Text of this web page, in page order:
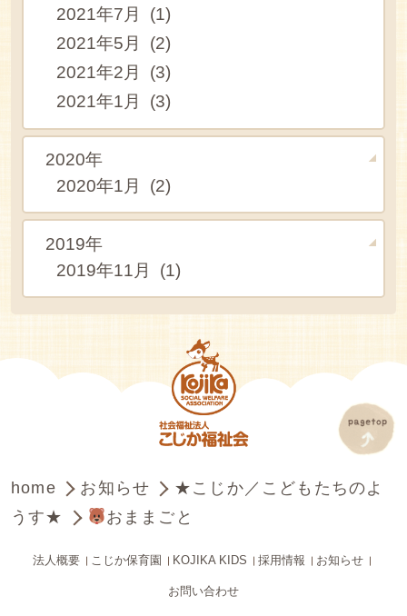
2021年7月 (1)
2021年5月 (2)
2021年2月 (3)
2021年1月 (3)
2020年
2020年1月 (2)
2019年
2019年11月 (1)
home お知らせ
★こじか／こどもたちのよ
うす★
おままごと
法人概要 こじか保育園 KOJIKA KIDS 採用情報 お知らせ
お問い合わせ